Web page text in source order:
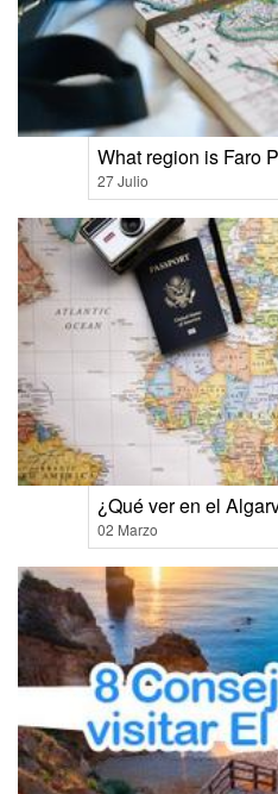
What region is Faro
27 Julio
¿Qué ver en el
02 Marzo